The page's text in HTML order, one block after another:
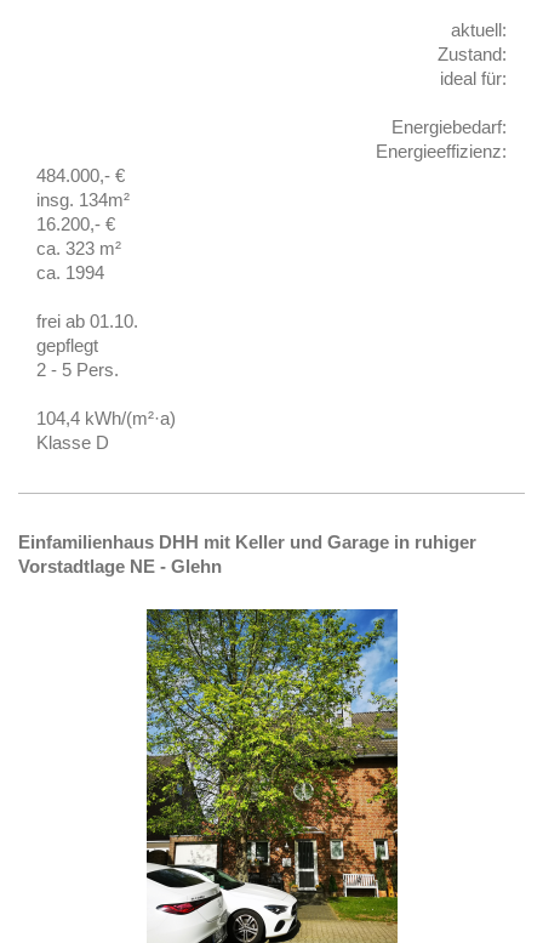
aktuell:
Zustand:
ideal für:
Energiebedarf:
Energieeffizienz:
484.000,- €
insg. 134m²
16.200,- €
ca. 323 m²
ca. 1994
frei ab 01.10.
gepflegt
2 - 5 Pers.
104,4 kWh/(m²·a)
Klasse D
Einfamilienhaus DHH mit Keller und Garage in ruhiger
Vorstadtlage NE - Glehn